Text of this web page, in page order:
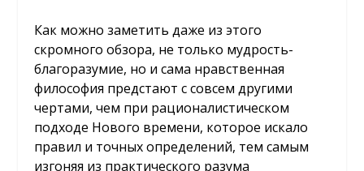
Как можно заметить даже из этого
скромного обзора, не только мудрость-
благоразумие, но и сама нравственная
философия предстают с совсем другими
чертами, чем при рационалистическом
подходе Нового времени, которое искало
правил и точных определений, тем самым
изгоняя из практического разума